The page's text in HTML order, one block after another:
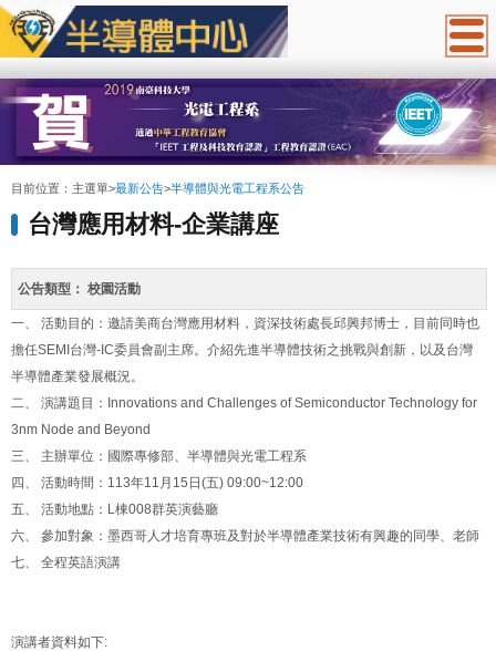
:::
目前位置： 主選單>最新公告>半導體與光電工程系公告
台灣應用材料-企業講座
公告類型： 校園活動
一、 活動目的：邀請美商台灣應用材料，資深技術處長邱興邦博士，目前同時也
擔任SEMI台灣-IC委員會副主席。介紹先進半導體技術之挑戰與創新，以及台灣
半導體產業發展概況。
二、 演講題目：Innovations and Challenges of Semiconductor Technology for
3nm Node and Beyond
三、 主辦單位：國際專修部、半導體與光電工程系
四、 活動時間：113年11月15日(五) 09:00~12:00
五、 活動地點：L棟008群英演藝廳
六、 參加對象：墨西哥人才培育專班及對於半導體產業技術有興趣的同學、老師
七、 全程英語演講
演講者資料如下: